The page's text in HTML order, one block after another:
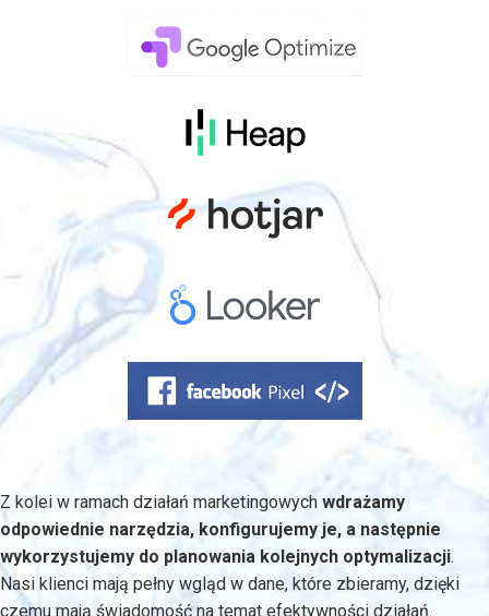
Z kolei w ramach działań marketingowych wdrażamy
odpowiednie narzędzia, konfigurujemy je, a następnie
wykorzystujemy do planowania kolejnych optymalizacji.
Nasi klienci mają pełny wgląd w dane, które zbieramy, dzięki
czemu mają świadomość na temat efektywności działań.